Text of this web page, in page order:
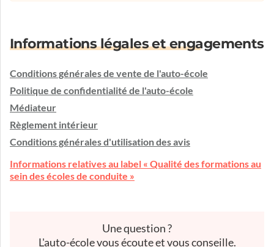
Informations légales et engagements
Conditions générales de vente de l'auto-école
Politique de confidentialité de l'auto-école
Médiateur
Règlement intérieur
Conditions générales d'utilisation des avis
Informations relatives au label « Qualité des formations au
sein des écoles de conduite »
Une question ?
L'auto-école vous écoute et vous conseille.